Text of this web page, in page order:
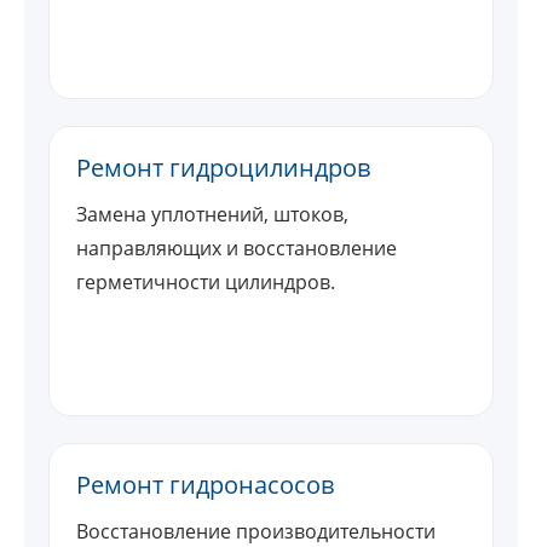
Ремонт гидроцилиндров
Замена уплотнений, штоков,
направляющих и восстановление
герметичности цилиндров.
Ремонт гидронасосов
Восстановление производительности